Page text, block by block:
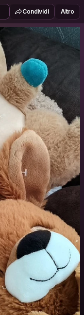
Condividi Altro